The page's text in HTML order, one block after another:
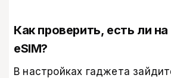
Как проверить, есть ли
eSIM?
В настройках гаджета